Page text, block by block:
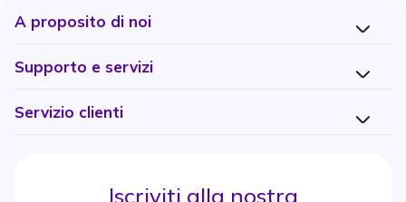
A proposito di noi
Supporto e servizi
Servizio clienti
Iscriviti alla nostra